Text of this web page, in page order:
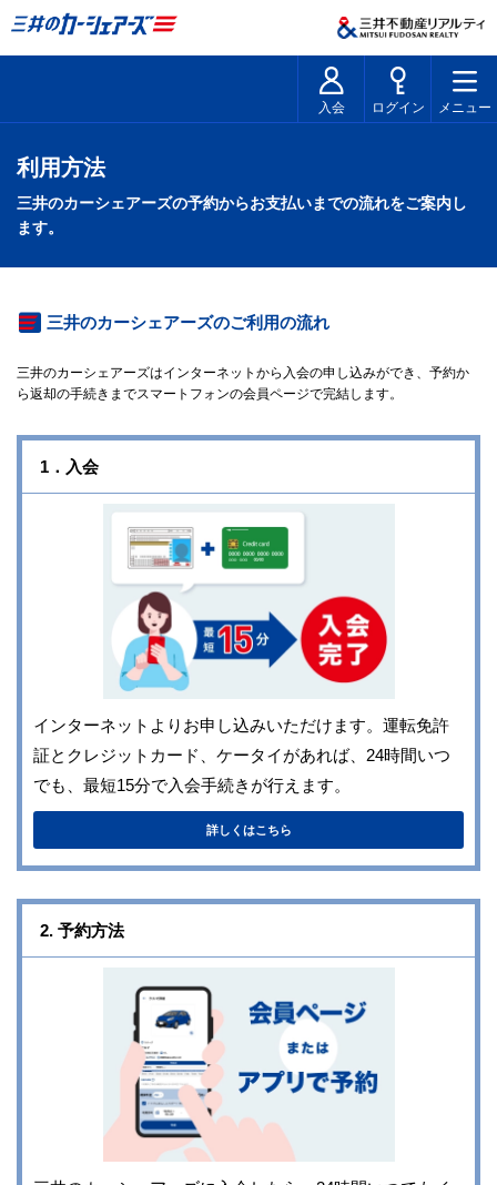
入会 ログイン メニュー
利用方法
三井のカーシェアーズの予約からお支払いまでの流れをご案内し
ます。
三井のカーシェアーズのご利用の流れ
三井のカーシェアーズはインターネットから入会の申し込みができ、予約か
ら返却の手続きまでスマートフォンの会員ページで完結します。
1．入会
インターネットよりお申し込みいただけます。運転免許
証とクレジットカード、ケータイがあれば、24時間いつ
でも、最短15分で入会手続きが行えます。
詳しくはこちら
2. 予約方法